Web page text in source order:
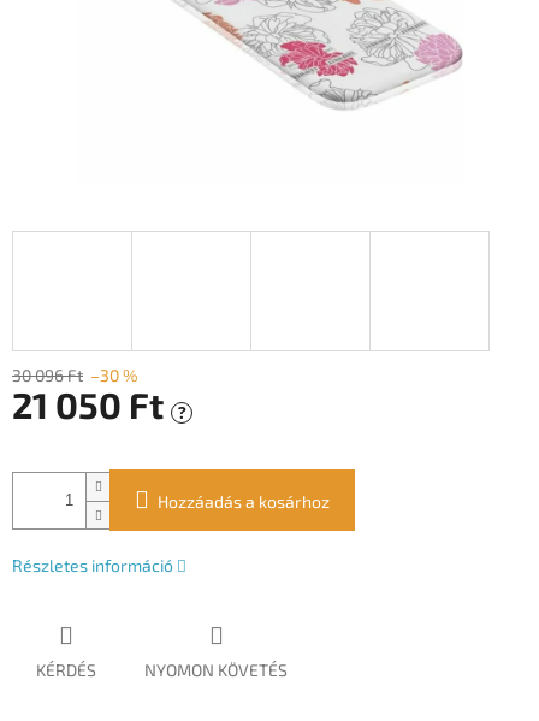
30 096 Ft –30 %
21 050 Ft ?
Hozzáadás a kosárhoz
Részletes információ
KÉRDÉS NYOMON KÖVETÉS